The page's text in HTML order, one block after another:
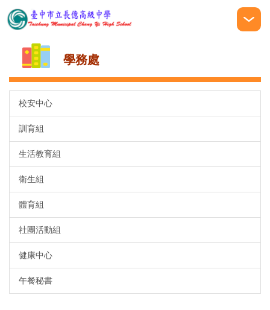
跳
到
區
學務處
校安中心
訓育組
生活教育組
衛生組
體育組
社團活動組
健康中心
午餐秘書